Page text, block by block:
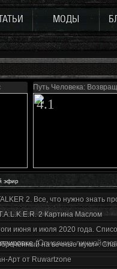
МОДЫ
Путь Человека:
4.1
эфир
2. Все, что нужно знать
2 Картина Маслом
июня и июля 2020 года.
на вечные муки».
Арт от Ruwartzone
(Описание личной